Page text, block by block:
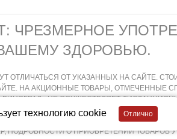
технологию cookie
ЧРЕЗМЕРНОЕ
ЗДОРОВЬЮ.
ОТЛИЧАТЬСЯ ОТ УКАЗАННЫХ НА САЙТЕ.
НА АКЦИОННЫЕ ТОВАРЫ, ОТМЕЧЕННЫЕ
НЕ ОСУЩЕСТВЛЯЕТ
В МАГАЗИНЕ В СООТВЕТСТВИИ С
АЛКОГОЛЬНОЙ ПРОДУКЦИИ НЕ
ПОДРОБНОСТИ О ПРИОБРЕТЕНИИ ТОВАРОВ